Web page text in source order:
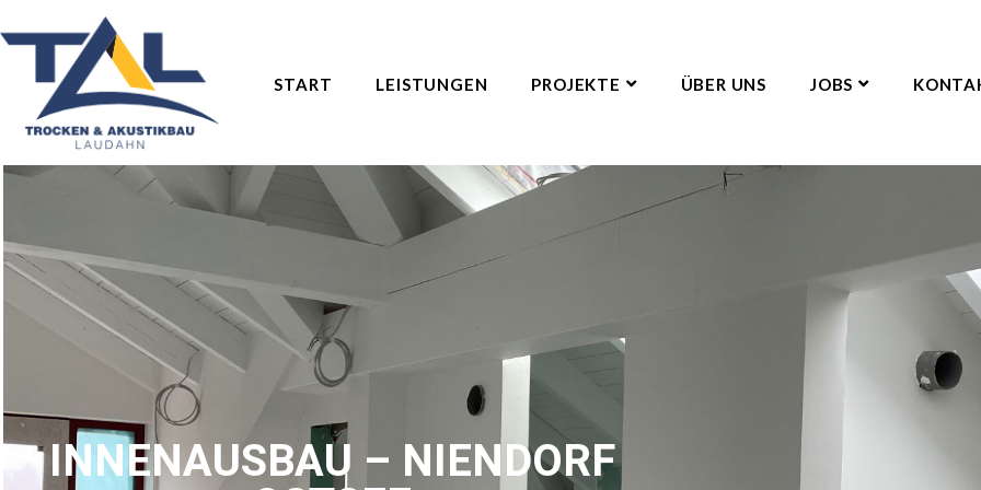
START LEISTUNGEN PROJEKTE ÜBER UNS JOBS
INNENAUSBAU – NIENDORF